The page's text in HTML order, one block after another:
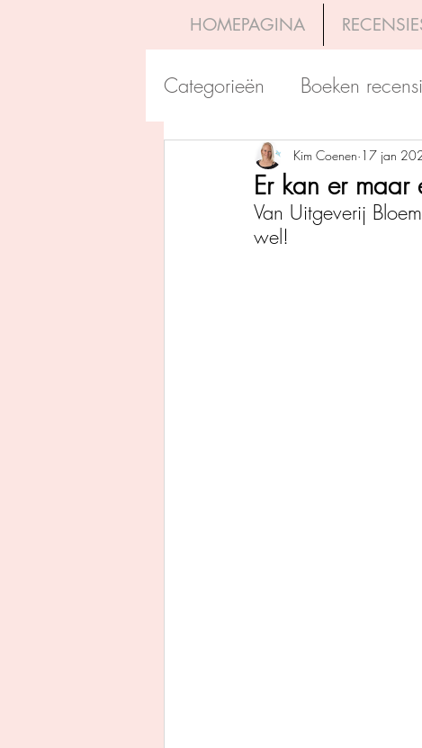
HOMEPAGINA
Categorieën Boeken
Uitgeverij Pelckmans
Overamstel Uitgevers
Er kan er maar
Kim Coenen 17 jan
Van Uitgeverij
wel!